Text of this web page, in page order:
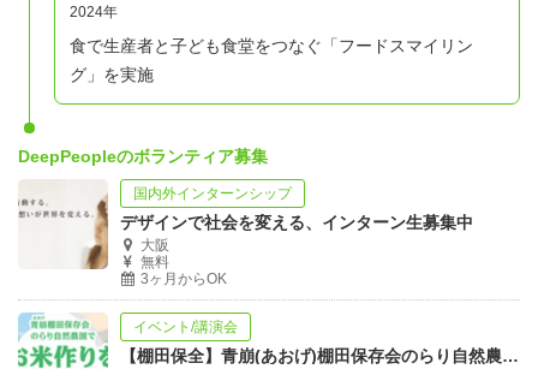
学
校
形大学、創価大学、神戸女学院大学、東北芸術
工科大学、GEMS World Academy Singapore、
University of Leeds、神奈川大学、関西外国語大
学、神戸女学院大学、信州大学、創価大学、拓
科大学、長岡造形大学、日本大学、法政大学、
立教大学、早稲田大学
2024年
食で生産者と子ども食堂をつなぐ「フードスマイリン
グ」を実施
DeepPeopleのボランティア募集
国内外インターンシップ
デザインで社会を変える、インターン生募集中
大阪
無料
3ヶ月からOK
イベント/講演会
【棚田保全】青崩(あおげ)棚田保存会のらり自然農園で お米づくりを体験しよう！